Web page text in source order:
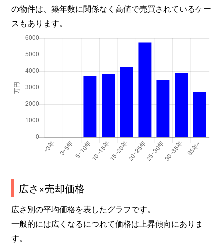
板橋学区
3,500万円
伏見桃山
板橋学区
2,200万円
伏見桃山
950万円
板橋学区
2,300万円
伏見桃山
住吉学区
620万円
丹波橋
2,000万円
伏見(京都)
住吉学区
南浜学区
430万円
南浜学区
680万円
中書島
の物件は、築年数に関係なく高値で売買されているケー
スもあります。
広さ×売却価格
広さ別の平均価格を表したグラフです。
一般的には広くなるにつれて価格は上昇傾向にありま
す。